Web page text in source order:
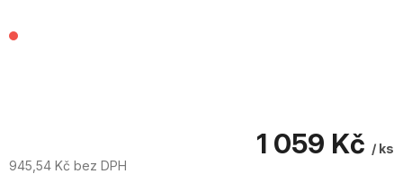
1 059 Kč / ks
945,54 Kč bez DPH